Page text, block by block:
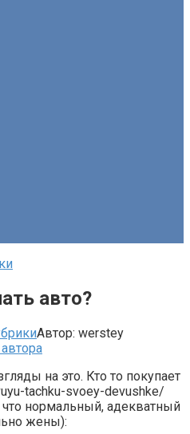
авто?
Автор: werstey
на это. Кто то покупает
tachku-svoey-devushke/
что нормальный, адекватный
жены):